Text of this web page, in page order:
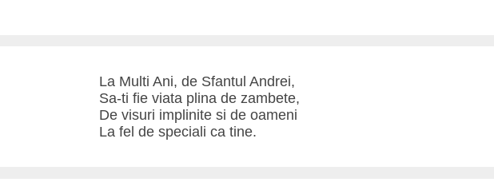
La Multi Ani, de Sfantul Andrei,
Sa-ti fie viata plina de zambete,
De visuri implinite si de oameni
La fel de speciali ca tine.